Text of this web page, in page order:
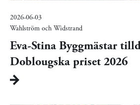
2026-06-03
Wahlström och Widstrand
Eva-Stina Byggmästar
Doblougska priset 2026